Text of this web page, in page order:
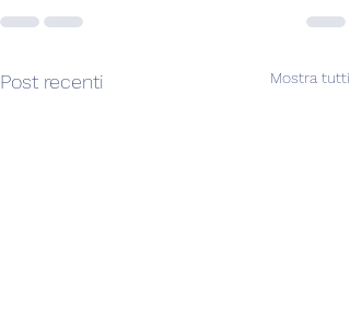
Post recenti Mostra tutti